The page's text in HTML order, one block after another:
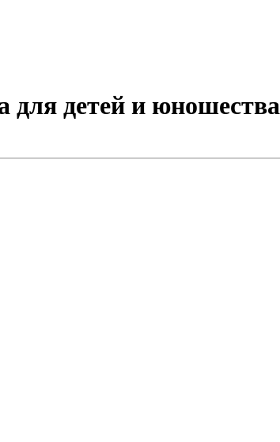
для детей и юношества